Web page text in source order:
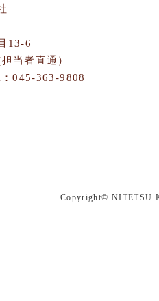
13-6
当者直通）
045-363-9808
Copyright© NITETSU